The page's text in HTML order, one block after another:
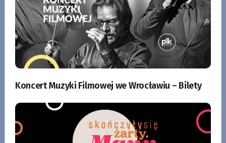
Koncert Muzyki Filmowej we Wrocławiu – Bilety